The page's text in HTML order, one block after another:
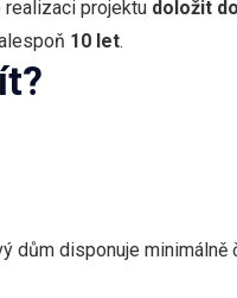
projektu doložit
10 let.
dům disponuje